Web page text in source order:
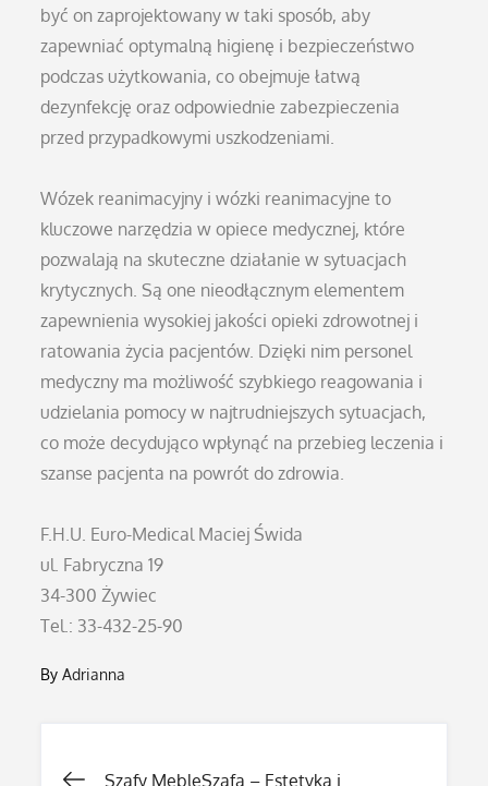
być on zaprojektowany w taki sposób, aby
zapewniać optymalną higienę i bezpieczeństwo
podczas użytkowania, co obejmuje łatwą
dezynfekcję oraz odpowiednie zabezpieczenia
przed przypadkowymi uszkodzeniami.
Wózek reanimacyjny i wózki reanimacyjne to
kluczowe narzędzia w opiece medycznej, które
pozwalają na skuteczne działanie w sytuacjach
krytycznych. Są one nieodłącznym elementem
zapewnienia wysokiej jakości opieki zdrowotnej i
ratowania życia pacjentów. Dzięki nim personel
medyczny ma możliwość szybkiego reagowania i
udzielania pomocy w najtrudniejszych sytuacjach,
co może decydująco wpłynąć na przebieg leczenia i
szanse pacjenta na powrót do zdrowia.
F.H.U. Euro-Medical Maciej Świda
ul. Fabryczna 19
34-300 Żywiec
Tel.: 33-432-25-90
ByAdrianna
Szafy MebleSzafa – Estetyka i